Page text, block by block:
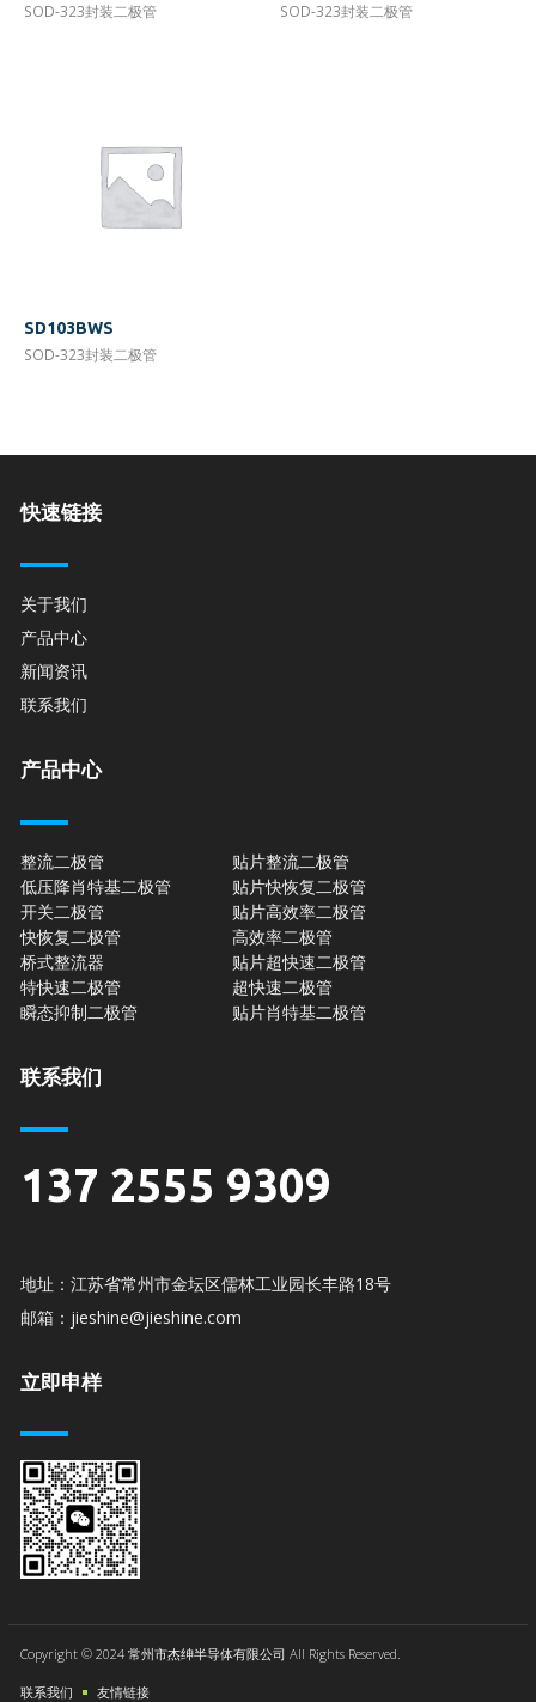
SOD-323封装二极管
SOD-323封装二极管
SD103BWS
SOD-323封装二极管
快速链接
关于我们
产品中心
新闻资讯
联系我们
产品中心
整流二极管
低压降肖特基二极管
开关二极管
快恢复二极管
桥式整流器
特快速二极管
瞬态抑制二极管
贴片整流二极管
贴片快恢复二极管
贴片高效率二极管
高效率二极管
贴片超快速二极管
超快速二极管
贴片肖特基二极管
联系我们
137 2555 9309
地址：江苏省常州市金坛区儒林工业园长丰路18号
邮箱：jieshine@jieshine.com
立即申样
Copyright © 2024 常州市杰绅半导体有限公司 All Rights Reserved.
联系我们 友情链接